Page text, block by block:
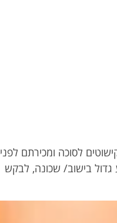
לסוכה ומכירתם לפני
גדול בישוב/ שכונה, לבקש